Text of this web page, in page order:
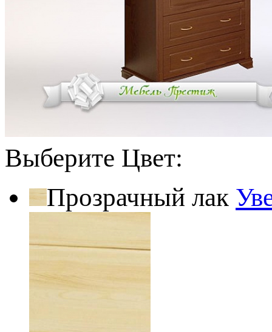
Выберите Цвет:
Прозрачный лак